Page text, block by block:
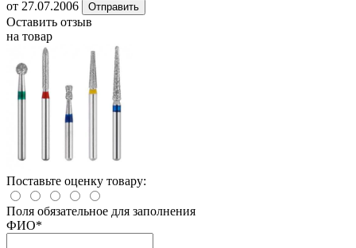
от 27.07.2006
Отправить
Оставить отзыв
на товар
Поставьте оценку товару:
Поля обязательное для заполнения
ФИО*